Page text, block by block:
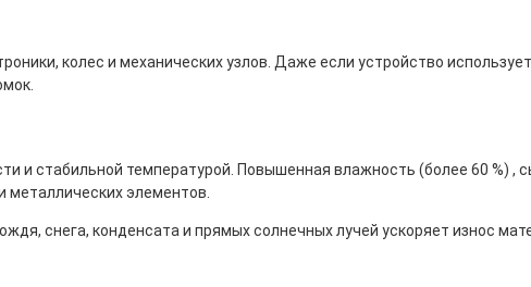
колес и механических узлов. Даже если устройство
стабильной температурой. Повышенная влажность (более 60 %) ,
металлических элементов.
снега, конденсата и прямых солнечных лучей ускоряет износ